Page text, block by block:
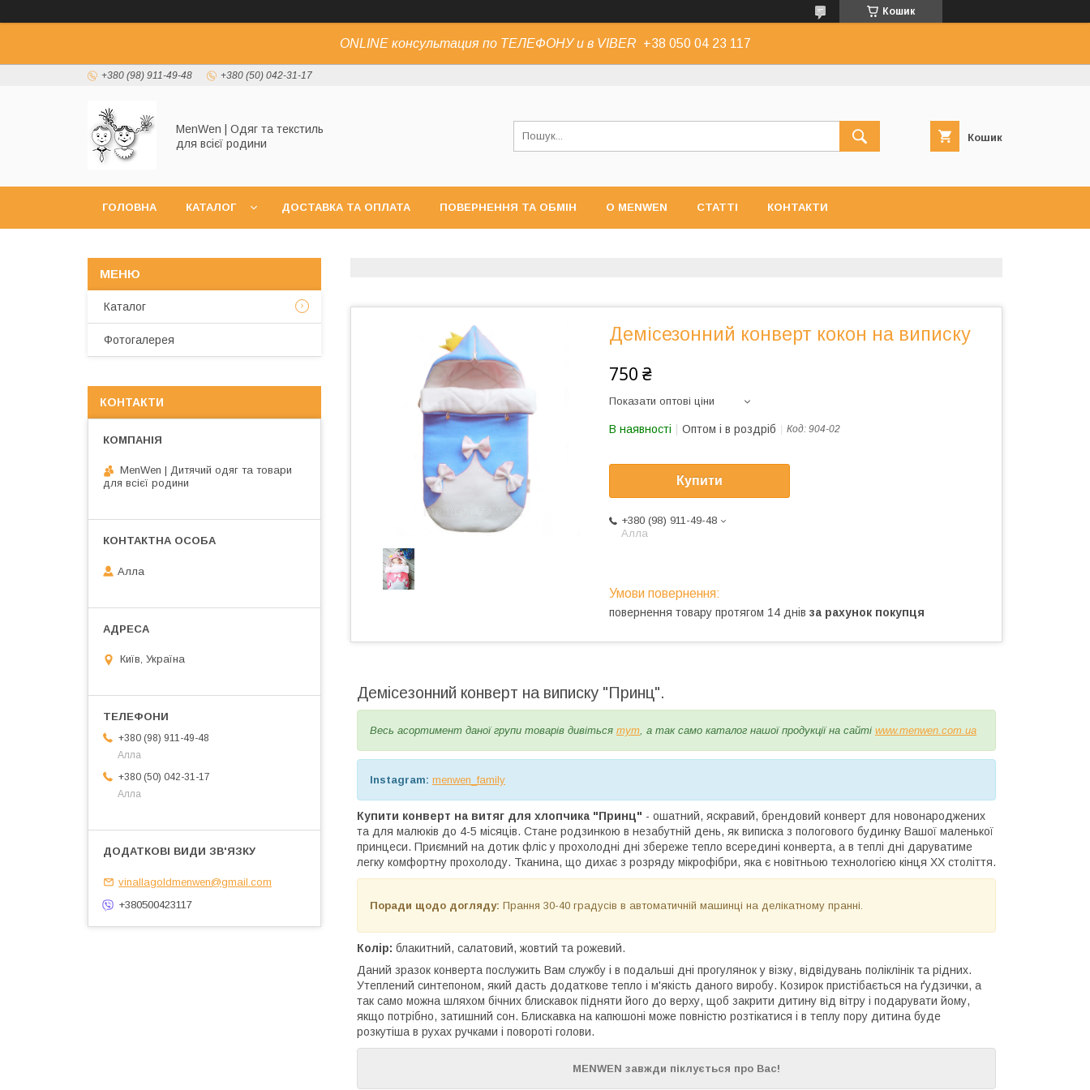
Кошик
ONLINE консультация по ТЕЛЕФОНУ и в VIBER +38 050 04 23 117
+380 (98) 911-49-48 +380 (50) 042-31-17
MenWen | Одяг та текстиль
для всієї родини
Кошик
ГОЛОВНА КАТАЛОГ ДОСТАВКА ТА ОПЛАТА ПОВЕРНЕННЯ ТА ОБМІН О MENWEN СТАТТІ КОНТАКТИ
Демісезонний конверт кокон на виписку
750 ₴
Показати оптові ціни
В наявності Оптом і в роздріб Код: 904-02
Купити
+380 (98) 911-49-48
Алла
повернення товару протягом 14 днів за рахунок покупця
Демісезонний конверт на виписку "Принц".
Весь асортимент даної групи товарів дивіться тут , а так само каталог нашої продукції на сайті www.menwen.com.ua
Instagram: menwen_family
Купити конверт на витяг для хлопчика "Принц" - ошатний, яскравий, брендовий конверт для новонароджених
та для малюків до 4-5 місяців. Стане родзинкою в незабутній день, як виписка з пологового будинку Вашої маленької
принцеси. Приємний на дотик фліс у прохолодні дні збереже тепло всередині конверта, а в теплі дні даруватиме
легку комфортну прохолоду. Тканина, що дихає з розряду мікрофібри, яка є новітньою технологією кінця ХХ століття.
Поради щодо догляду: Прання 30-40 градусів в автоматичній машинці на делікатному пранні.
Колір: блакитний, салатовий, жовтий та рожевий.
Даний зразок конверта послужить Вам службу і в подальші дні прогулянок у візку, відвідувань поліклінік та рідних.
Утеплений синтепоном, який дасть додаткове тепло і м'якість даного виробу. Козирок пристібається на ґудзички, а
так само можна шляхом бічних блискавок підняти його до верху, щоб закрити дитину від вітру і подарувати йому,
якщо потрібно, затишний сон. Блискавка на капюшоні може повністю розтікатися і в теплу пору дитина буде
розкутіша в рухах ручками і повороті голови.
MENWEN завжди піклується про Вас!
Каталог
Фотогалерея
КОНТАКТИ
MenWen | Дитячий одяг та товари
для всієї родини
Алла
Київ, Україна
+380 (98) 911-49-48
Алла
+380 (50) 042-31-17
Алла
vinallagoldmenwen@gmail.com
+380500423117